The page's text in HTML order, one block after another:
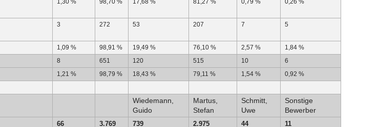
1,30 % 98,70 % 17,68 % 81,27 % 0,79 % 0,26 %
3 272 53 207 7 5
1,09 % 98,91 % 19,49 % 76,10 % 2,57 % 1,84 %
8 651 120 515 10 6
1,21 % 98,79 % 18,43 % 79,11 % 1,54 % 0,92 %
Wiedemann,
Guido
Martus,
Stefan
Schmitt,
Uwe
Sonstige
Bewerber
66 3.769 739 2.975 44 11